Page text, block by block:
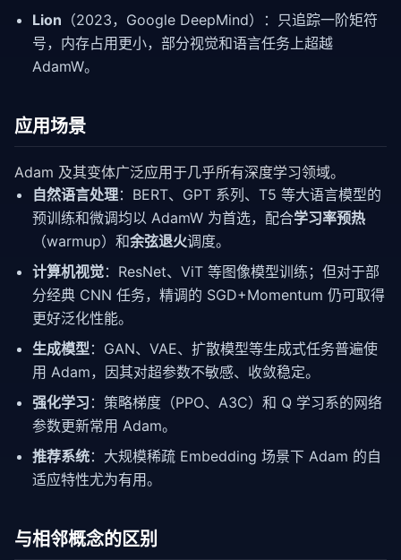
Lion （2023，Google DeepMind）：只追踪一阶矩符
号，内存占用更小，部分视觉和语言任务上超越
AdamW。
应用场景
Adam 及其变体广泛应用于几乎所有深度学习领域。
自然语言处理：BERT、GPT 系列、T5 等大语言模型的
预训练和微调均以 AdamW 为首选，配合学习率预热
（warmup）和余弦退火调度。
计算机视觉：ResNet、ViT 等图像模型训练；但对于部
分经典 CNN 任务，精调的 SGD+Momentum 仍可取得
更好泛化性能。
生成模型：GAN、VAE、扩散模型等生成式任务普遍使
用 Adam，因其对超参数不敏感、收敛稳定。
强化学习 ：策略梯度（PPO、A3C）和 Q 学习系的网络
参数更新常用 Adam。
推荐系统：大规模稀疏 Embedding 场景下 Adam 的自
适应特性尤为有用。
与相邻概念的区别